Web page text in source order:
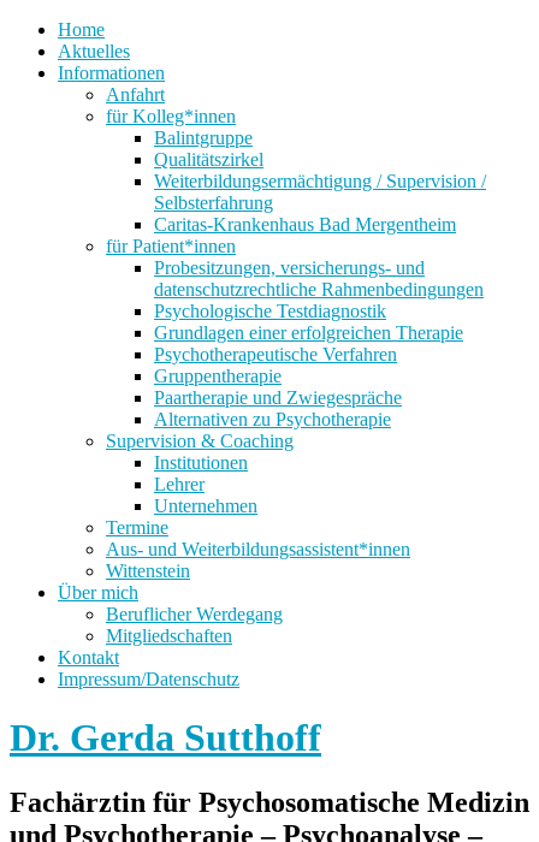
Home
Aktuelles
Informationen
Anfahrt
für Kolleg*innen
Balintgruppe
Qualitätszirkel
Weiterbildungsermächtigung / Supervision /
Selbsterfahrung
Caritas-Krankenhaus Bad Mergentheim
für Patient*innen
Probesitzungen, versicherungs- und
datenschutzrechtliche Rahmenbedingungen
Psychologische Testdiagnostik
Grundlagen einer erfolgreichen Therapie
Psychotherapeutische Verfahren
Gruppentherapie
Paartherapie und Zwiegespräche
Alternativen zu Psychotherapie
Supervision & Coaching
Institutionen
Lehrer
Unternehmen
Termine
Aus- und Weiterbildungsassistent*innen
Wittenstein
Über mich
Beruflicher Werdegang
Mitgliedschaften
Kontakt
Impressum/Datenschutz
Dr. Gerda Sutthoff
Fachärztin für Psychosomatische Medizin
und Psychotherapie – Psychoanalyse –